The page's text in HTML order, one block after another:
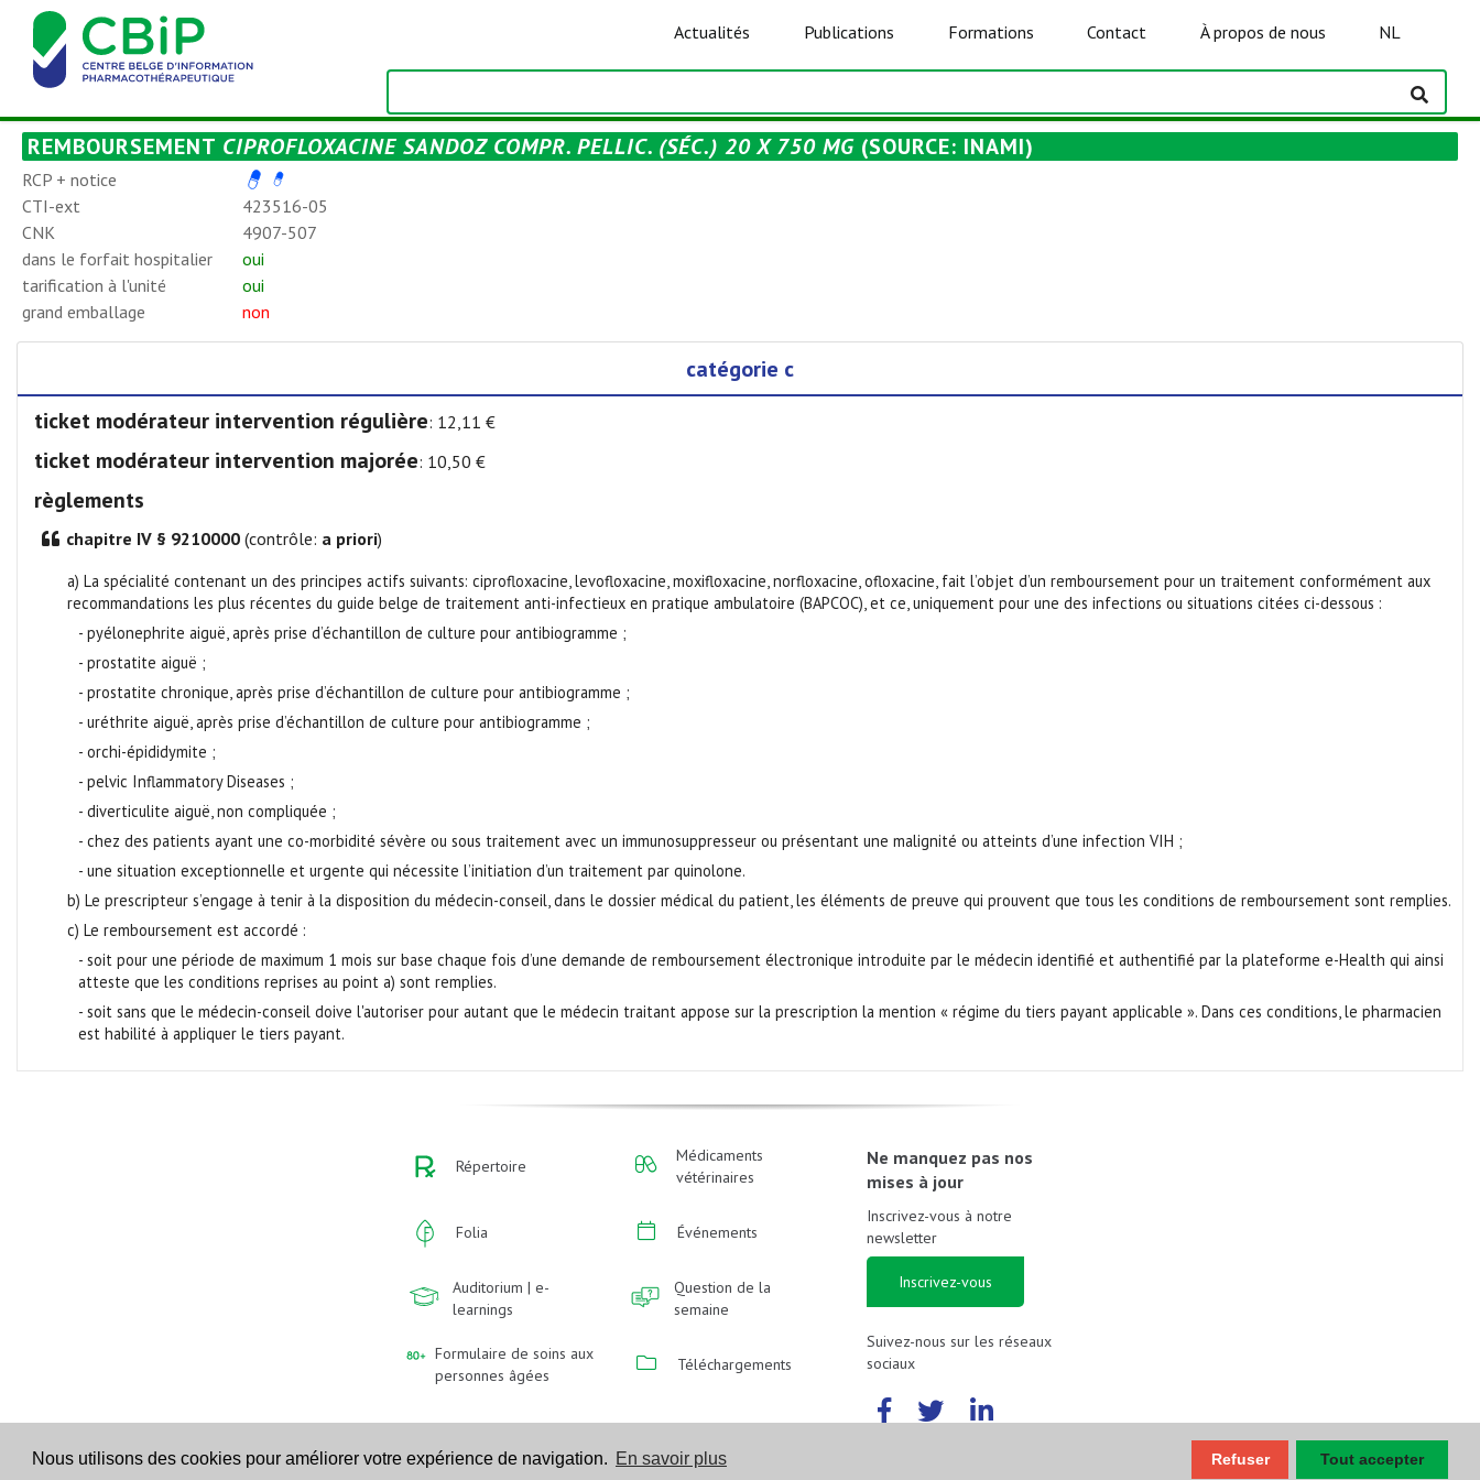
Nous utilisons des cookies pour améliorer votre expérience de navigation. En savoir plus Refuser Tout accepter
Actualités Publications Formations Contact À propos de nous NL
REMBOURSEMENT CIPROFLOXACINE SANDOZ COMPR. PELLIC. (SÉC.) 20 X 750 MG (SOURCE: INAMI)
RCP + notice
CTI-ext
423516-05
CNK
4907-507
dans le forfait hospitalier
oui
tarification à l'unité
oui
grand emballage
non
catégorie c
ticket modérateur intervention régulière: 12,11 €
ticket modérateur intervention majorée: 10,50 €
règlements
chapitre IV § 9210000 (contrôle: a priori)
a) La spécialité contenant un des principes actifs suivants: ciprofloxacine, levofloxacine, moxifloxacine, norfloxacine, ofloxacine, fait l’objet d’un remboursement pour un traitement conformément aux
recommandations les plus récentes du guide belge de traitement anti-infectieux en pratique ambulatoire (BAPCOC), et ce, uniquement pour une des infections ou situations citées ci-dessous :
- pyélonephrite aiguë, après prise d’échantillon de culture pour antibiogramme ;
- prostatite aiguë ;
- prostatite chronique, après prise d’échantillon de culture pour antibiogramme ;
- uréthrite aiguë, après prise d’échantillon de culture pour antibiogramme ;
- orchi-épididymite ;
- pelvic Inflammatory Diseases ;
- diverticulite aiguë, non compliquée ;
- chez des patients ayant une co-morbidité sévère ou sous traitement avec un immunosuppresseur ou présentant une malignité ou atteints d’une infection VIH ;
- une situation exceptionnelle et urgente qui nécessite l’initiation d’un traitement par quinolone.
b) Le prescripteur s’engage à tenir à la disposition du médecin-conseil, dans le dossier médical du patient, les éléments de preuve qui prouvent que tous les conditions de remboursement sont remplies.
c) Le remboursement est accordé :
- soit pour une période de maximum 1 mois sur base chaque fois d’une demande de remboursement électronique introduite par le médecin identifié et authentifié par la plateforme e-Health qui ainsi
atteste que les conditions reprises au point a) sont remplies.
- soit sans que le médecin-conseil doive l'autoriser pour autant que le médecin traitant appose sur la prescription la mention « régime du tiers payant applicable ». Dans ces conditions, le pharmacien
est habilité à appliquer le tiers payant.
Répertoire
Folia
Auditorium | e-
learnings
Formulaire de soins aux
personnes âgées
Médicaments
vétérinaires
Événements
Question de la
semaine
Téléchargements
Ne manquez pas nos
mises à jour
Inscrivez-vous à notre
newsletter
Inscrivez-vous
Suivez-nous sur les réseaux
sociaux